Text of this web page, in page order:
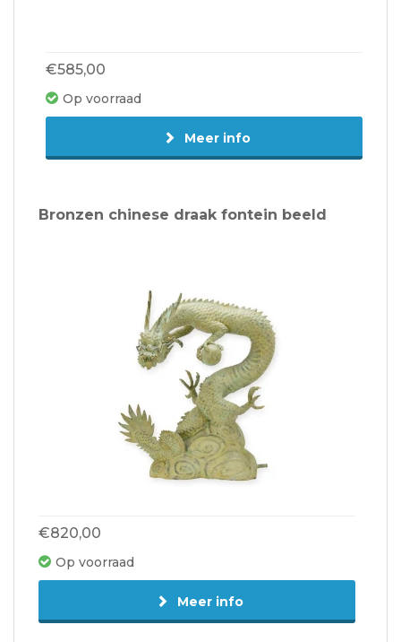
€585,00
Op voorraad
Meer info
Bronzen chinese draak fontein beeld
€820,00
Op voorraad
Meer info